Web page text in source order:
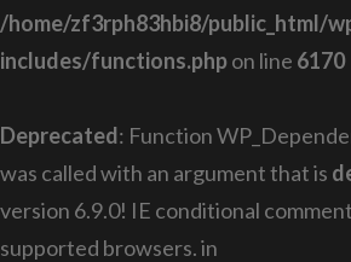
/home/zf3rph83hbi8/public_html/
includes/functions.phpon line 6170
Deprecated: Function
was called with an argument that is
version 6.9.0! IE conditional
supported browsers. in